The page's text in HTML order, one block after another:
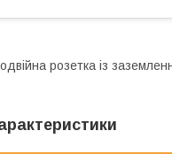
розетка із